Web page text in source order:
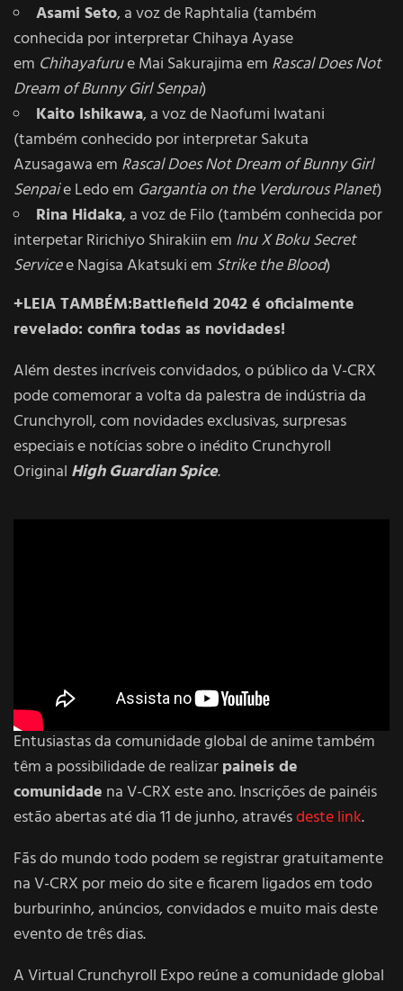
Asami Seto, a voz de Raphtalia (também
conhecida por interpretar Chihaya Ayase
em Chihayafurue Mai Sakurajima em Rascal Does Not
Dream of Bunny Girl Senpai)
Kaito Ishikawa, a voz de Naofumi Iwatani
(também conhecido por interpretar Sakuta
Azusagawa em Rascal Does Not Dream of Bunny Girl
Senpaie Ledo em Gargantia on the Verdurous Planet)
Rina Hidaka, a voz de Filo (também conhecida por
interpetar Ririchiyo Shirakiin em Inu X Boku Secret
Servicee Nagisa Akatsuki em Strike the Blood)
+LEIA TAMBÉM:Battlefield 2042 é oficialmente
revelado: confira todas as novidades!
Além destes incríveis convidados, o público da V-CRX
pode comemorar a volta da palestra de indústria da
Crunchyroll, com novidades exclusivas, surpresas
especiais e notícias sobre o inédito Crunchyroll
Original High Guardian Spice.
Entusiastas da comunidade global de anime também
têm a possibilidade de realizarpaineis de
comunidade na V-CRX este ano. Inscrições de painéis
estão abertas até dia 11 de junho, atravésdeste link.
Fãs do mundo todo podem se registrar gratuitamente
na V-CRX por meio do site e ficarem ligados em todo
burburinho, anúncios, convidados e muito mais deste
evento de três dias.
A Virtual Crunchyroll Expo reúne a comunidade global